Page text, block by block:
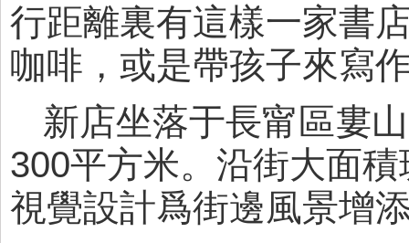
行距離裏有這樣一家書
咖啡，或是帶孩子來寫
新店坐落于長甯區婁
300平方米。沿街大面
視覺設計爲街邊風景增